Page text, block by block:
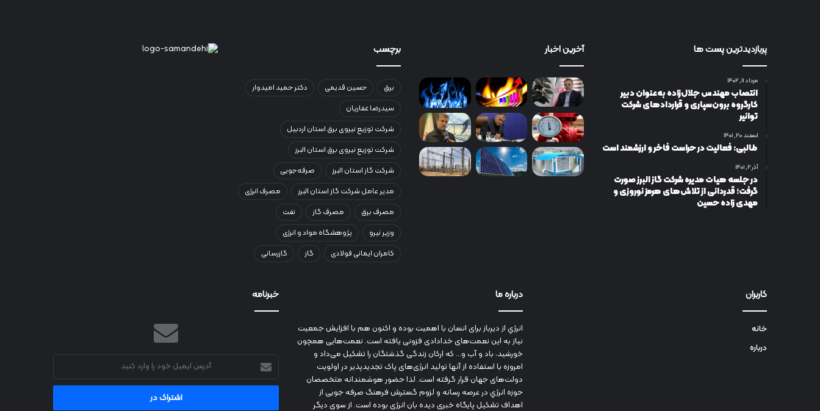
پربازدیدترین پست ها
مرداد ۱۱, ۱۴۰۲
انتصاب مهندس جلال‌زاده به‌عنوان دبیر
كارگروه برون‌سپاری و قراردادهای شركت
توانیر
اسفند ۲۰, ۱۴۰۱
طالبی: فعالیت در حراست فاخر و ارزشمند است
آذر ۲, ۱۴۰۱
در جلسه هیات مدیره شرکت گاز البرز صورت
گرفت؛ قدردانی از تلاش‌های هرمز نوروزی و
مهدی زاده حسین
آخرین اخبار برچسب
برق حسین قدیمی
دکتر حمید امیدوار
سیدرضا غفاریان
شرکت توزیع نیروی برق استان اردبیل
شرکت توزیع نیروی برق استان البرز
شرکت گاز استان البرز
صرفه‌جویی
مدیر عامل شرکت گاز استان البرز
مصرف انرژی
مصرف برق
مصرف گاز
نفت
وزیر نیرو
پژوهشگاه مواد و انرژی
کامران ایمانی فولادی
گاز گازرسانی
کاربران
خانه
درباره
درباره ما
انرژي‌ از دیرباز برای انسان با اهمیت بوده و اکنون هم با افزایش جمعیت
نیاز به این نعمت‌های خدادادی فزونی یافته است. نعمت‌هایی همچون
خورشید، باد و آب و... که ارکان زندگی گذشتگان را تشکیل می‌داد و
امروزه با استفاده از آنها تولید انرژی‌های پاک تجدیدپذیر در اولویت
دولت‌های جهان قرار گرفته است. لذا حضور هوشمندانه متخصصان
حوزه انرژي در عرصه رسانه و لزوم گسترش فرهنگ صرفه جویی از
اهداف تشکیل پایگاه خبری دیده بان انرژی بوده است. از سوی دیگر
خبرنامه
آدرس
ایمیل
خود